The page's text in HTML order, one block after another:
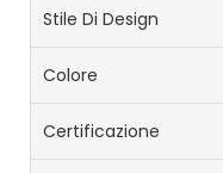
Stile Di Design
Colore
Certificazione